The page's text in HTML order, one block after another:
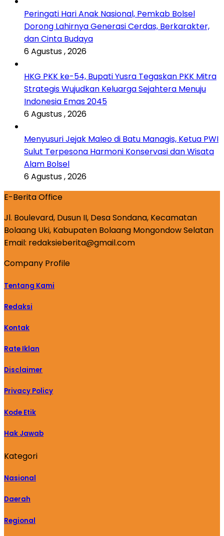
Peringati Hari Anak Nasional, Pemkab Bolsel
Dorong Lahirnya Generasi Cerdas, Berkarakter,
dan Cinta Budaya
6 Agustus , 2026
HKG PKK ke-54, Bupati Yusra Tegaskan PKK Mitra
Strategis Wujudkan Keluarga Sejahtera Menuju
Indonesia Emas 2045
6 Agustus , 2026
Menyusuri Jejak Maleo di Batu Managis, Ketua PWI
Sulut Terpesona Harmoni Konservasi dan Wisata
Alam Bolsel
6 Agustus , 2026
E-Berita Office
Jl. Boulevard, Dusun II, Desa Sondana, Kecamatan
Bolaang Uki, Kabupaten Bolaang Mongondow Selatan
Email: redaksieberita@gmail.com
Company Profile
Tentang Kami
Redaksi
Kontak
Rate Iklan
Disclaimer
Privacy Policy
Kode Etik
Hak Jawab
Kategori
Nasional
Daerah
Regional